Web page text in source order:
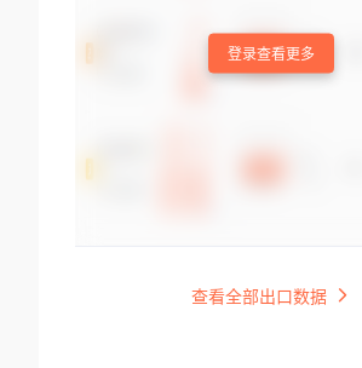
登录查看更多
查看全部出口数据